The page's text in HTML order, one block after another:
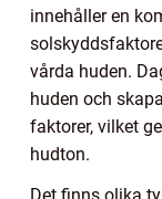
innehåller en
vårda huden.
huden och
faktorer, vilket
hudton.
Det finns olika